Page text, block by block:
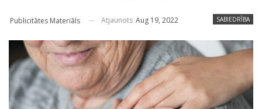
SABIEDRĪBA
Publicitātes Materiāls Atjaunots Aug 19, 2022